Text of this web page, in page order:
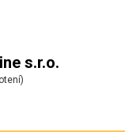
s.r.o.
)